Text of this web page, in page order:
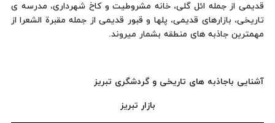
قدیمی از جمله ائل گلی، خانه مشروطیت و کاخ شهرداری، مدرسه ی
تاریخی، بازارهای قدیمی، پلها و قبور قدیمی از جمله مقبرة الشعرا از
مهمترین جاذبه های منطقه بشمار میروند.
آشنایی باجاذبه های تاریخی و گردشگری تبریز
بازار تبریز